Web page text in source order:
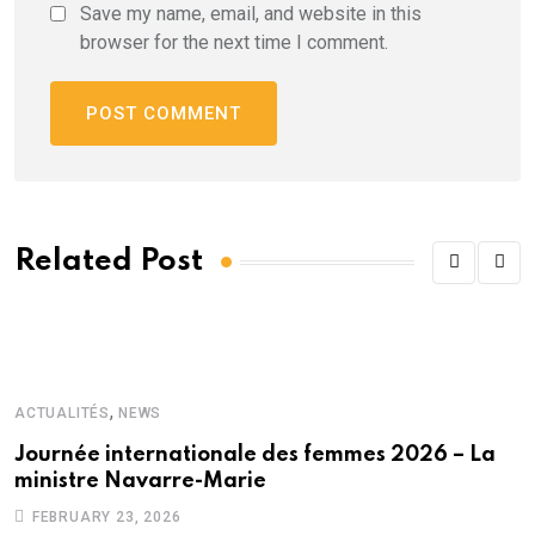
Save my name, email, and website in this
browser for the next time I comment.
Related Post
ACTUALITÉS, NEWS
Journée internationale des femmes 2026 – La
ministre Navarre-Marie
FEBRUARY 23, 2026